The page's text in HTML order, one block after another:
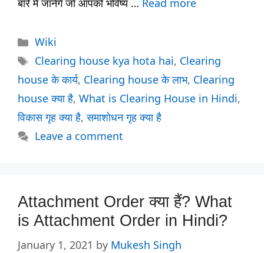
बारे में जानेंगे जो आपको भविष्य … Read more
Categories
Wiki
Tags
Clearing house kya hota hai, Clearing
house के कार्य, Clearing house के लाभ, Clearing
house क्या है, What is Clearing House in Hindi,
विकास गृह क्या है,समाशोधन गृह क्या है
Leave a comment
Attachment Order क्या हैं? What
is Attachment Order in Hindi?
January 1, 2021 by Mukesh Singh